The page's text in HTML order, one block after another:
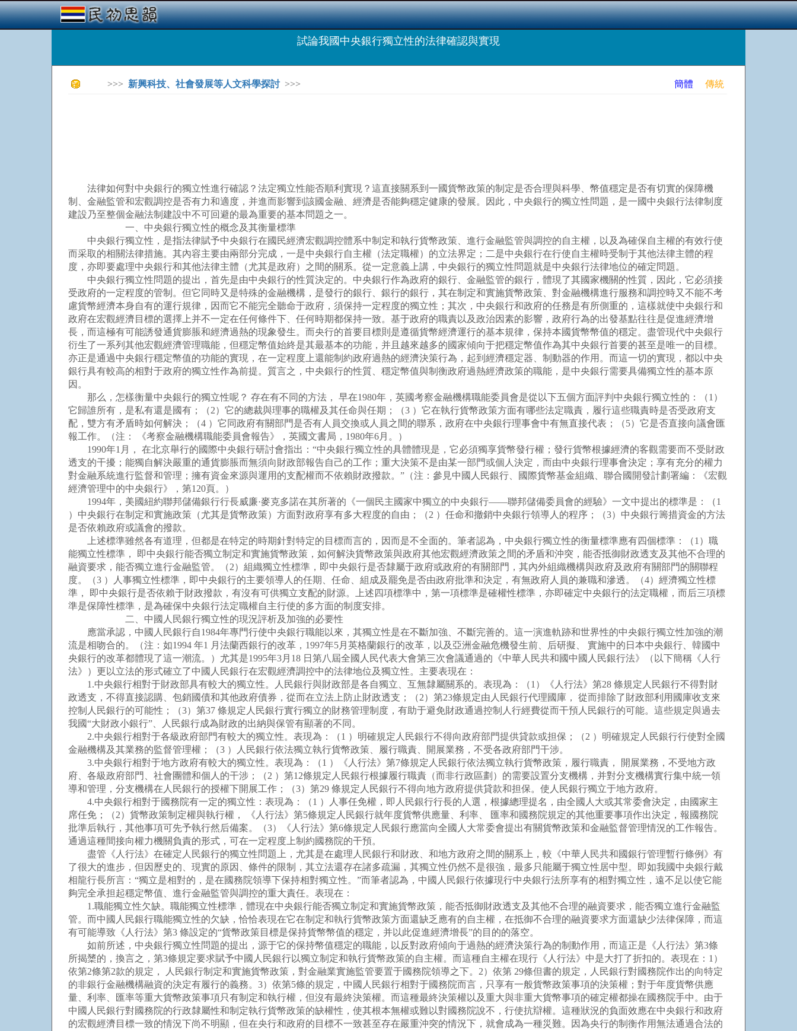
試論我國中央銀行獨立性的法律確認與實現
>>> 新興科技、社會發展等人文科學探討>>> 簡體 傳統
法律如何對中央銀行的獨立性進行確認？法定獨立性能否順利實現？這直接關系到一國貨幣政策的制定是否合理與科學、幣值穩定是否有切實的保障機
制、金融監管和宏觀調控是否有力和適度，并進而影響到該國金融、經濟是否能夠穩定健康的發展。因此，中央銀行的獨立性問題，是一國中央銀行法律制度
建設乃至整個金融法制建設中不可回避的最為重要的基本問題之一。
一、中央銀行獨立性的概念及其衡量標準
中央銀行獨立性，是指法律賦予中央銀行在國民經濟宏觀調控體系中制定和執行貨幣政策、進行金融監管與調控的自主權，以及為確保自主權的有效行使
而采取的相關法律措施。其內容主要由兩部分完成，一是中央銀行自主權（法定職權）的立法界定；二是中央銀行在行使自主權時受制于其他法律主體的程
度，亦即要處理中央銀行和其他法律主體（尤其是政府）之間的關系。從一定意義上講，中央銀行的獨立性問題就是中央銀行法律地位的確定問題。
中央銀行獨立性問題的提出，首先是由中央銀行的性質決定的。中央銀行作為政府的銀行、金融監管的銀行，體現了其國家機關的性質，因此，它必須接
受政府的一定程度的管制。但它同時又是特殊的金融機構，是發行的銀行、銀行的銀行，其在制定和實施貨幣政策、對金融機構進行服務和調控時又不能不考
慮貨幣經濟本身自有的運行規律，因而它不能完全聽命于政府，須保持一定程度的獨立性；其次，中央銀行和政府的任務是有所側重的，這樣就使中央銀行和
政府在宏觀經濟目標的選擇上并不一定在任何條件下、任何時期都保持一致。基于政府的職責以及政治因素的影響，政府行為的出發基點往往是促進經濟增
長，而這極有可能誘發通貨膨脹和經濟過熱的現象發生。而央行的首要目標則是遵循貨幣經濟運行的基本規律，保持本國貨幣幣值的穩定。盡管現代中央銀行
衍生了一系列其他宏觀經濟管理職能，但穩定幣值始終是其最基本的功能，并且越來越多的國家傾向于把穩定幣值作為其中央銀行首要的甚至是唯一的目標。
亦正是通過中央銀行穩定幣值的功能的實現，在一定程度上還能制約政府過熱的經濟決策行為，起到經濟穩定器、制動器的作用。而這一切的實現，都以中央
銀行具有較高的相對于政府的獨立性作為前提。質言之，中央銀行的性質、穩定幣值與制衡政府過熱經濟政策的職能，是中央銀行需要具備獨立性的基本原
因。
那么，怎樣衡量中央銀行的獨立性呢？ 存在有不同的方法， 早在1980年，英國考察金融機構職能委員會是從以下五個方面評判中央銀行獨立性的：（1）
它歸誰所有，是私有還是國有；（2）它的總裁與理事的職權及其任命與任期；（3 ）它在執行貨幣政策方面有哪些法定職責，履行這些職責時是否受政府支
配，雙方有矛盾時如何解決；（4 ）它同政府有關部門是否有人員交換或人員之間的聯系，政府在中央銀行理事會中有無直接代表；（5）它是否直接向議會匯
報工作。（注： 《考察金融機構職能委員會報告》，英國文書局，1980年6月。）
1990年1月， 在北京舉行的國際中央銀行研討會指出：“中央銀行獨立性的具體體現是，它必須獨享貨幣發行權；發行貨幣根據經濟的客觀需要而不受財政
透支的干擾；能獨自解決嚴重的通貨膨脹而無須向財政部報告自己的工作；重大決策不是由某一部門或個人決定，而由中央銀行理事會決定；享有充分的權力
對金融系統進行監督和管理；擁有資金來源與運用的支配權而不依賴財政撥款。”（注：參見中國人民銀行、國際貨幣基金組織、聯合國開發計劃署編：《宏觀
經濟管理中的中央銀行》，第120頁。）
1994年，美國紐約聯邦儲備銀行行長威廉·麥克多諾在其所著的《一個民主國家中獨立的中央銀行——聯邦儲備委員會的經驗》一文中提出的標準是：（1
）中央銀行在制定和實施政策（尤其是貨幣政策）方面對政府享有多大程度的自由；（2 ）任命和撤銷中央銀行領導人的程序；（3）中央銀行籌措資金的方法
是否依賴政府或議會的撥款。
上述標準雖然各有道理，但都是在特定的時期針對特定的目標而言的，因而是不全面的。筆者認為，中央銀行獨立性的衡量標準應有四個標準：（1）職
能獨立性標準， 即中央銀行能否獨立制定和實施貨幣政策，如何解決貨幣政策與政府其他宏觀經濟政策之間的矛盾和沖突，能否抵御財政透支及其他不合理的
融資要求，能否獨立進行金融監管。（2）組織獨立性標準，即中央銀行是否隸屬于政府或政府的有關部門，其內外組織機構與政府及政府有關部門的關聯程
度。（3 ）人事獨立性標準，即中央銀行的主要領導人的任期、任命、組成及罷免是否由政府批準和決定，有無政府人員的兼職和滲透。（4）經濟獨立性標
準， 即中央銀行是否依賴于財政撥款，有沒有可供獨立支配的財源。上述四項標準中，第一項標準是確權性標準，亦即確定中央銀行的法定職權，而后三項標
準是保障性標準，是為確保中央銀行法定職權自主行使的多方面的制度安排。
二、中國人民銀行獨立性的現況評析及加強的必要性
應當承認，中國人民銀行自1984年專門行使中央銀行職能以來，其獨立性是在不斷加強、不斷完善的。這一演進軌跡和世界性的中央銀行獨立性加強的潮
流是相吻合的。（注：如1994 年1 月法蘭西銀行的改革，1997年5月英格蘭銀行的改革，以及亞洲金融危機發生前、后研擬、 實施中的日本中央銀行、韓國中
央銀行的改革都體現了這一潮流。）尤其是1995年3月18 日第八屆全國人民代表大會第三次會議通過的《中華人民共和國中國人民銀行法》（以下簡稱《人行
法》）更以立法的形式確立了中國人民銀行在宏觀經濟調控中的法律地位及獨立性。主要表現在：
1.中央銀行相對于財政部具有較大的獨立性。人民銀行與財政部是各自獨立、互無隸屬關系的。表現為：（1）《人行法》第28 條規定人民銀行不得對財
政透支，不得直接認購、包銷國債和其他政府債券，從而在立法上防止財政透支；（2）第23條規定由人民銀行代理國庫， 從而排除了財政部利用國庫收支來
控制人民銀行的可能性；（3）第37 條規定人民銀行實行獨立的財務管理制度，有助于避免財政通過控制人行經費從而干預人民銀行的可能。這些規定與過去
我國“大財政小銀行”、人民銀行成為財政的出納與保管有顯著的不同。
2.中央銀行相對于各級政府部門有較大的獨立性。表現為：（1 ）明確規定人民銀行不得向政府部門提供貸款或担保；（2 ）明確規定人民銀行行使對全國
金融機構及其業務的監督管理權；（3 ）人民銀行依法獨立執行貨幣政策、履行職責、開展業務，不受各政府部門干涉。
3.中央銀行相對于地方政府有較大的獨立性。表現為：（1 ）《人行法》第7條規定人民銀行依法獨立執行貨幣政策，履行職責， 開展業務，不受地方政
府、各級政府部門、社會團體和個人的干涉；（2 ）第12條規定人民銀行根據履行職責（而非行政區劃）的需要設置分支機構，并對分支機構實行集中統一領
導和管理，分支機構在人民銀行的授權下開展工作；（3）第29 條規定人民銀行不得向地方政府提供貸款和担保。使人民銀行獨立于地方政府。
4.中央銀行相對于國務院有一定的獨立性：表現為：（1 ）人事任免權，即人民銀行行長的人選，根據總理提名，由全國人大或其常委會決定，由國家主
席任免；（2）貨幣政策制定權與執行權， 《人行法》第5條規定人民銀行就年度貨幣供應量、利率、 匯率和國務院規定的其他重要事項作出決定，報國務院
批準后執行，其他事項可先予執行然后備案。（3）《人行法》第6條規定人民銀行應當向全國人大常委會提出有關貨幣政策和金融監督管理情況的工作報告。
通過這種間接向權力機關負責的形式，可在一定程度上制約國務院的干預。
盡管《人行法》在確定人民銀行的獨立性問題上，尤其是在處理人民銀行和財政、和地方政府之間的關系上，較《中華人民共和國銀行管理暫行條例》有
了很大的進步，但因歷史的、現實的原因、條件的限制，其立法還存在諸多疏漏，其獨立性仍然不是很強，最多只能屬于獨立性居中型。即如我國中央銀行戴
相龍行長所言：“獨立是相對的，是在國務院領導下保持相對獨立性。”而筆者認為，中國人民銀行依據現行中央銀行法所享有的相對獨立性，遠不足以使它能
夠完全承担起穩定幣值、進行金融監管與調控的重大責任。表現在：
1.職能獨立性欠缺。職能獨立性標準，體現在中央銀行能否獨立制定和實施貨幣政策，能否抵御財政透支及其他不合理的融資要求，能否獨立進行金融監
管。而中國人民銀行職能獨立性的欠缺，恰恰表現在它在制定和執行貨幣政策方面還缺乏應有的自主權，在抵御不合理的融資要求方面還缺少法律保障，而這
有可能導致《人行法》第3 條設定的“貨幣政策目標是保持貨幣幣值的穩定，并以此促進經濟增長”的目的的落空。
如前所述，中央銀行獨立性問題的提出，源于它的保持幣值穩定的職能，以反對政府傾向于過熱的經濟決策行為的制動作用，而這正是《人行法》第3條
所揭橥的，換言之，第3條規定要求賦予中國人民銀行以獨立制定和執行貨幣政策的自主權。而這種自主權在現行《人行法》中是大打了折扣的。表現在：1）
依第2條第2款的規定， 人民銀行制定和實施貨幣政策，對金融業實施監管要置于國務院領導之下。2）依第 29條但書的規定，人民銀行對國務院作出的向特定
的非銀行金融機構融資的決定有履行的義務。3）依第5條的規定，中國人民銀行相對于國務院而言，只享有一般貨幣政策事項的決策權；對于年度貨幣供應
量、利率、匯率等重大貨幣政策事項只有制定和執行權，但沒有最終決策權。而這種最終決策權以及重大與非重大貨幣事項的確定權都操在國務院手中。由于
中國人民銀行對國務院的行政隸屬性和制定執行貨幣政策的缺權性，使其根本無權或難以對國務院說不，行使抗辯權。這種狀況的負面效應在中央銀行和政府
的宏觀經濟目標一致的情況下尚不明顯，但在央行和政府的目標不一致甚至存在嚴重沖突的情況下，就會成為一種災難。因為央行的制衡作用無法通過合法的